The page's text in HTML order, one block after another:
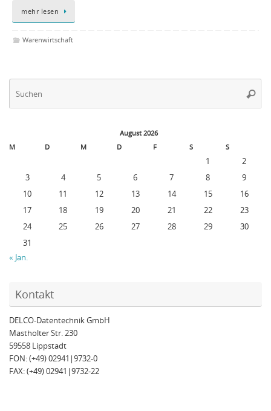
mehr lesen
Warenwirtschaft
August 2026
M
D M D F S S
1
2
3
4 5 6 7 8
9
10
11 12 13 14 15
16
17
18 19 20 21 22
23
24
25 26 27 28 29
30
31
« Jan.
Kontakt
DELCO-Datentechnik GmbH
Mastholter Str. 230
59558 Lippstadt
FON: (+49) 02941|9732-0
FAX: (+49) 02941|9732-22